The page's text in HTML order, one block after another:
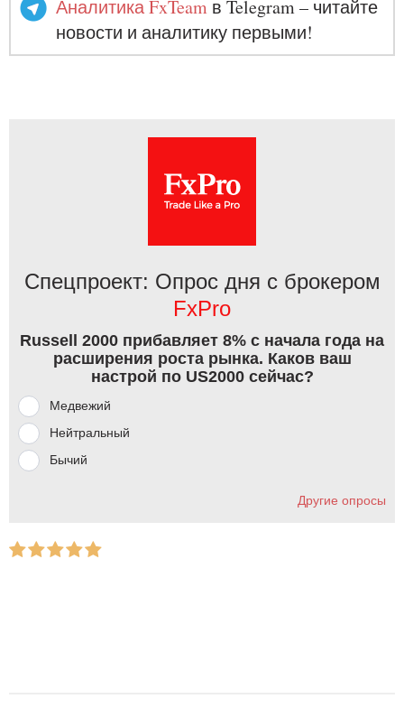
Аналитика FxTeam в Telegram – читайте
новости и аналитику первыми!
Спецпроект: Опрос дня с брокером
FxPro
Russell 2000 прибавляет 8% с начала года на
расширения роста рынка. Каков ваш
настрой по US2000 сейчас?
Медвежий
Нейтральный
Бычий
Другие опросы